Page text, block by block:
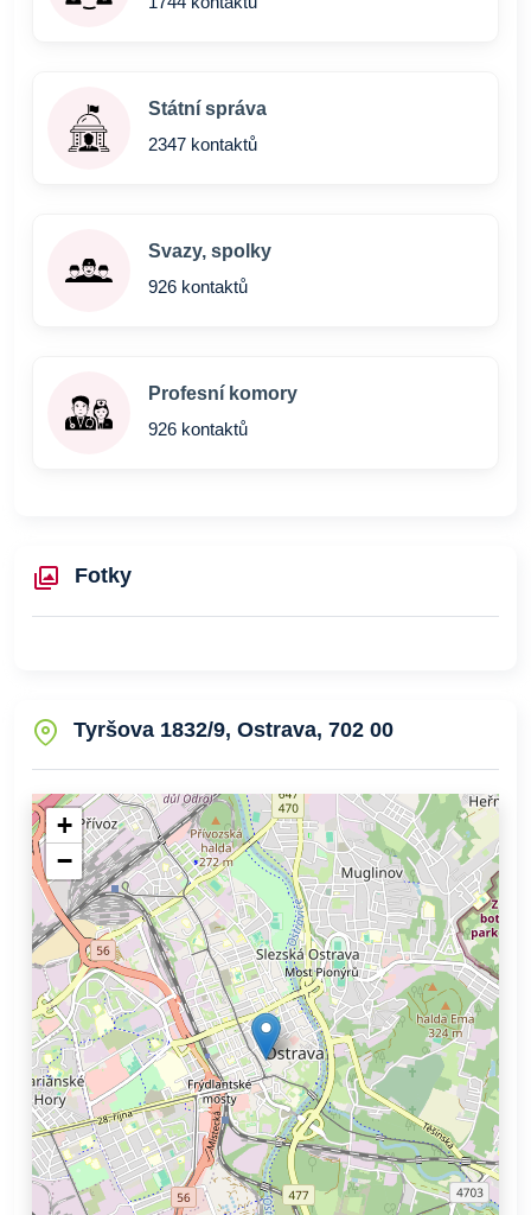
Státní správa
2347 kontaktů
Svazy, spolky
926 kontaktů
Profesní komory
926 kontaktů
Fotky
Tyršova 1832/9, Ostrava, 702 00
+
−